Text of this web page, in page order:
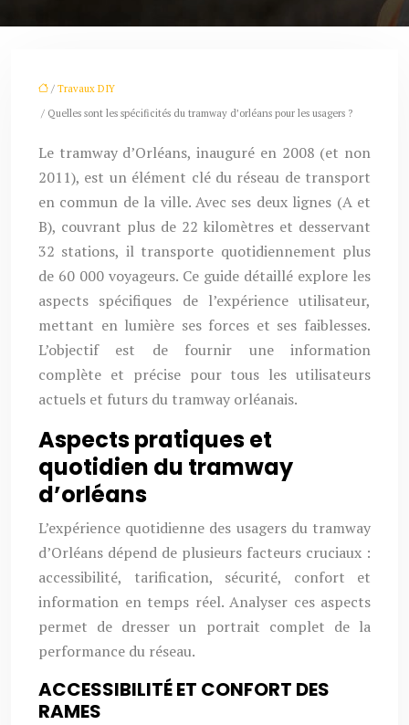
/ Travaux DIY
/ Quelles sont les spécificités du tramway d’orléans pour les usagers ?
Le tramway d’Orléans, inauguré en 2008 (et non
2011), est un élément clé du réseau de transport
en commun de la ville. Avec ses deux lignes (A et
B), couvrant plus de 22 kilomètres et desservant
32 stations, il transporte quotidiennement plus
de 60 000 voyageurs. Ce guide détaillé explore les
aspects spécifiques de l’expérience utilisateur,
mettant en lumière ses forces et ses faiblesses.
L’objectif est de fournir une information
complète et précise pour tous les utilisateurs
actuels et futurs du tramway orléanais.
Aspects pratiques et
quotidien du tramway
d’orléans
L’expérience quotidienne des usagers du tramway
d’Orléans dépend de plusieurs facteurs cruciaux :
accessibilité, tarification, sécurité, confort et
information en temps réel. Analyser ces aspects
permet de dresser un portrait complet de la
performance du réseau.
ACCESSIBILITÉ ET CONFORT DES
RAMES